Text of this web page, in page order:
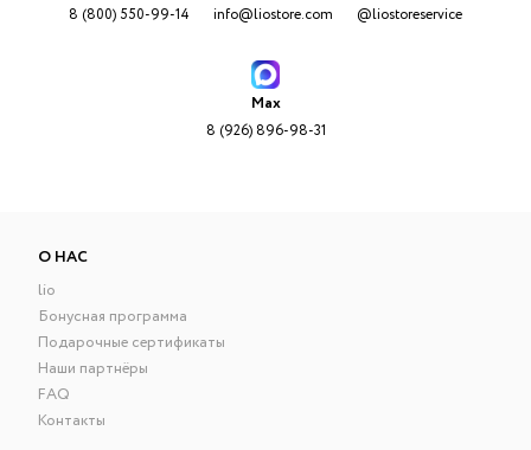
8 (800) 550-99-14 info@liostore.com @liostoreservice
Max
8 (926) 896-98-31
О НАС
lio
Бонусная программа
Подарочные сертификаты
Наши партнёры
FAQ
Контакты